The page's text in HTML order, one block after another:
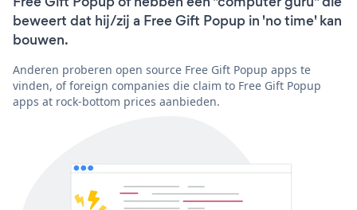
beweert dat hij/zij a Free Gift Popup in 'no time' kan
bouwen.
Anderen proberen open source Free Gift Popup apps te
vinden, of foreign companies die claim to Free Gift Popup
apps at rock-bottom prices aanbieden.